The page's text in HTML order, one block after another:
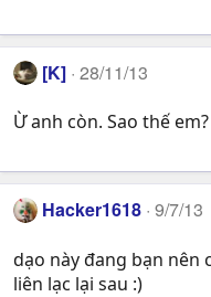
[K] 28/11/13
Ừ anh còn. Sao thế em?
Hacker1618 9/7/13
dạo này đang bạn nên
liên lạc lại sau :)